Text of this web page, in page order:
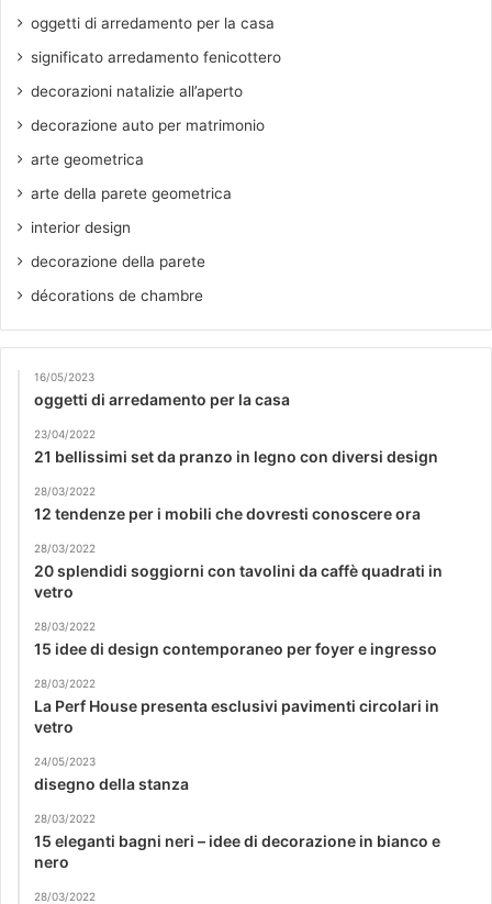
oggetti di arredamento per la casa
significato arredamento fenicottero
decorazioni natalizie all’aperto
decorazione auto per matrimonio
arte geometrica
arte della parete geometrica
interior design
decorazione della parete
décorations de chambre
16/05/2023
oggetti di arredamento per la casa
23/04/2022
21 bellissimi set da pranzo in legno con diversi design
28/03/2022
12 tendenze per i mobili che dovresti conoscere ora
28/03/2022
20 splendidi soggiorni con tavolini da caffè quadrati in
vetro
28/03/2022
15 idee di design contemporaneo per foyer e ingresso
28/03/2022
La Perf House presenta esclusivi pavimenti circolari in
vetro
24/05/2023
disegno della stanza
28/03/2022
15 eleganti bagni neri – idee di decorazione in bianco e
nero
28/03/2022